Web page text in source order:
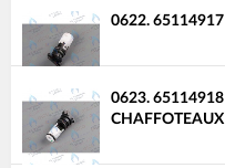
0622. 65114917
0623. 65114918
CHAFFOTEAUX